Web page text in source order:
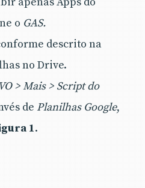
o GAS.
descrito na
no Drive.
> Mais > Script do
de Planilhas Google,
1.